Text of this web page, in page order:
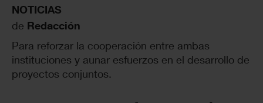
NOTICIAS
de Redacción
Para reforzar la cooperación entre ambas
instituciones y aunar esfuerzos en el desarrollo de
proyectos conjuntos.